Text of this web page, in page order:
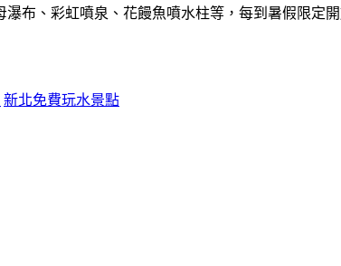
布、彩虹噴泉、花饅魚噴水柱等，每到暑假限定
新北免費玩水景點